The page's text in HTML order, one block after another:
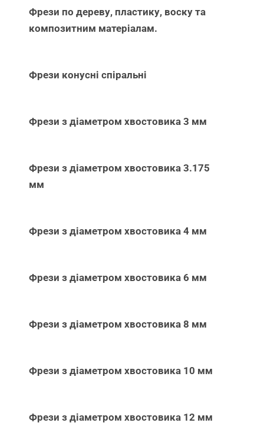
Фрези по дереву, пластику, воску та
композитним матеріалам.
Фрези конусні спіральні
Фрези з діаметром хвостовика 3 мм
Фрези з діаметром хвостовика 3.175
мм
Фрези з діаметром хвостовика 4 мм
Фрези з діаметром хвостовика 6 мм
Фрези з діаметром хвостовика 8 мм
Фрези з діаметром хвостовика 10 мм
Фрези з діаметром хвостовика 12 мм